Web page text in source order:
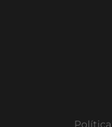
Política